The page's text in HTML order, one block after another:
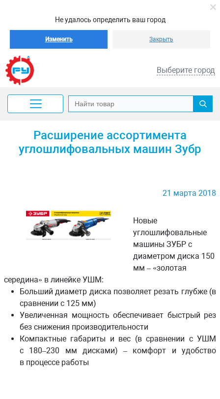
Не удалось определить ваш город
Изменить Закрыть
Выберите город
Расширение ассортимента
углошлифовальных машин Зубр
21 марта 2018
Новые
углошлифовальные
машины ЗУБР с
диаметром диска 150
мм – «золотая
середина» в линейке УШМ:
Больший диаметр диска позволяет резать глубже (в
сравнении с 125 мм)
Увеличенная мощность обеспечивает быстрый рез
без снижения производительности
Компактные габариты и вес (в сравнении с УШМ
с 180–230 мм дисками) – комфорт и удобство
в процессе работы